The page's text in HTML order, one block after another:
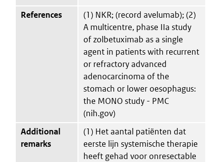
References
(1) NKR; (record avelumab); (2)
A multicentre, phase IIa study
of zolbetuximab as a single
agent in patients with recurrent
or refractory advanced
adenocarcinoma of the
stomach or lower oesophagus:
the MONO study - PMC
(nih.gov)
Additional
remarks
(1) Het aantal patiënten dat
eerste lijn systemische therapie
heeft gehad voor onresectable